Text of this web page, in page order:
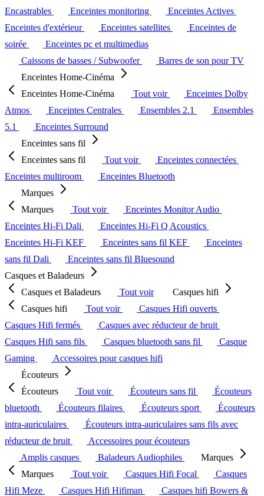
Encastrables
Enceintes monitoring
Enceintes Actives
Enceintes d'extérieur
Enceintes satellites
Enceintes de
soirée
Enceintes pc et multimedias
Caissons de basses / Subwoofer
Barres de son pour TV
Enceintes Home-Cinéma
Enceintes Home-Cinéma
Tout voir
Enceintes Dolby
Atmos
Enceintes Centrales Ensembles 2.1
Ensembles
5.1
Enceintes Surround
Enceintes sans fil
Enceintes sans fil
Tout voir
Enceintes connectées
Enceintes multiroom
Enceintes Bluetooth
Marques
Marques
Tout voir
Enceintes Monitor Audio
Enceintes Hi-Fi Dali
Enceintes Hi-Fi Q Acoustics
Enceintes Hi-Fi KEF
Enceintes sans fil KEF
Enceintes
sans fil Dali
Enceintes sans fil Bluesound
Casques et Baladeurs
Casques et Baladeurs
Tout voir
Casques hifi
Casques hifi
Tout voir
Casques Hifi ouverts
Casques Hifi fermés
Casques avec réducteur de bruit
Casques Hifi sans fils
Casques bluetooth sans fil
Casque
Gaming
Accessoires pour casques hifi
Écouteurs
Écouteurs
Tout voir Écouteurs sans fil
Écouteurs
bluetooth
Écouteurs filaires Écouteurs sport
Écouteurs
intra-auriculaires
Écouteurs intra-auriculaires sans fils avec
réducteur de bruit
Accessoires pour écouteurs
Amplis casques
Baladeurs Audiophiles
Marques
Marques
Tout voir Casques Hifi Focal
Casques
Hifi Meze
Casques Hifi Hifiman
Casques hifi Bowers &